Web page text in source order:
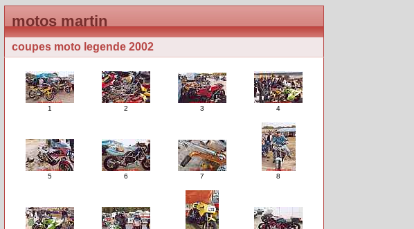
motos martin
coupes moto legende 2002
1 2 3 4
5 6 7 8